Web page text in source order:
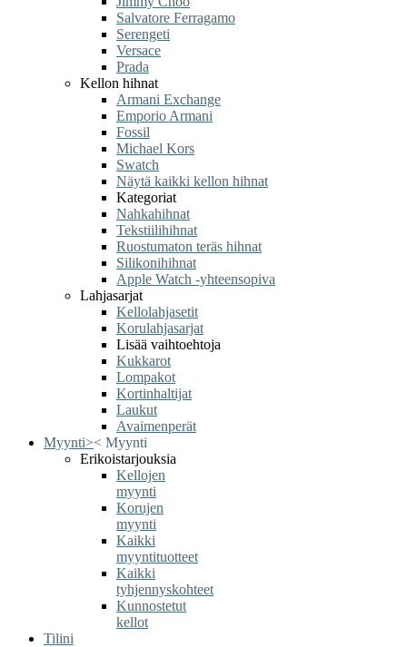
Salvatore Ferragamo
Serengeti
Versace
Prada
Kellon hihnat
Armani Exchange
Emporio Armani
Fossil
Michael Kors
Swatch
Näytä kaikki kellon hihnat
Kategoriat
Nahkahihnat
Tekstiilihihnat
Ruostumaton teräs hihnat
Silikonihihnat
Apple Watch -yhteensopiva
Lahjasarjat
Kellolahjasetit
Korulahjasarjat
Lisää vaihtoehtoja
Kukkarot
Lompakot
Kortinhaltijat
Laukut
Avaimenperät
Myynti>< Myynti
Erikoistarjouksia
Kellojen
myynti
Korujen
myynti
Kaikki
myyntituotteet
Kaikki
tyhjennyskohteet
Kunnostetut
kellot
Tilini